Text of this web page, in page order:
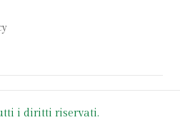
i diritti riservati.